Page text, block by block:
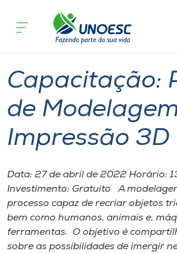
Cursos
Pesquisa
Atendimento ao Estudante
Portal de Ensino
A
acontece
Capacitação:
de
Impressão 3D
Data: 27 de abril de 2022 Horário:
Investimento: Gratuito A
processo capaz de recriar objetos
bem como humanos, animais e,
ferramentas. O objetivo é
sobre as possibilidades de imergir